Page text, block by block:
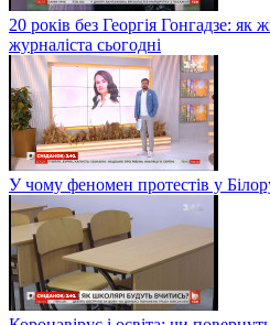
20 років без Георгія Гонгадзе: як
журналіста сьогодні
У чому феномен протестів у